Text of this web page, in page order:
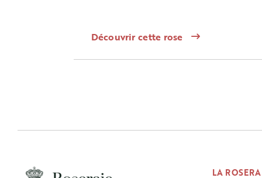
Découvrir cette rose
LA